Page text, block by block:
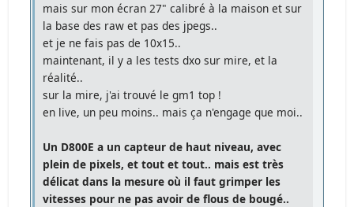
mais sur mon écran 27" calibré à la maison et sur
la base des raw et pas des jpegs..
et je ne fais pas de 10x15..
maintenant, il y a les tests dxo sur mire, et la
réalité..
sur la mire, j'ai trouvé le gm1 top !
en live, un peu moins.. mais ça n'engage que moi..
Un D800E a un capteur de haut niveau, avec
plein de pixels, et tout et tout.. mais est très
délicat dans la mesure où il faut grimper les
vitesses pour ne pas avoir de flous de bougé..